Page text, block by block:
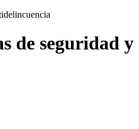
de seguridad